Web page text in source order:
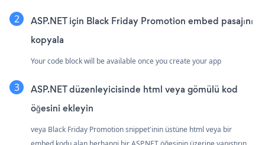
ASP.NET için Black Friday Promotion embed pasajını
kopyala
Your code block will be available once you create your app
ASP.NET düzenleyicisinde html veya gömülü kod
öğesini ekleyin
veya Black Friday Promotion snippet'inin üstüne html veya bir